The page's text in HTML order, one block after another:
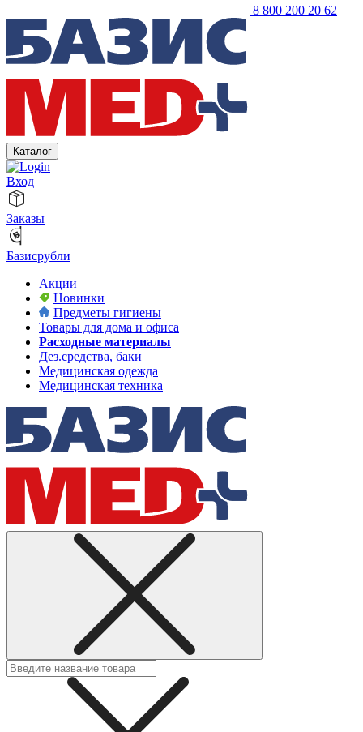
8 800 200 20 62
Каталог
Вход
Заказы
Базисрубли
Акции
Новинки
Предметы гигиены
Товары для дома и офиса
Расходные материалы
Дез.средства, баки
Медицинская одежда
Медицинская техника